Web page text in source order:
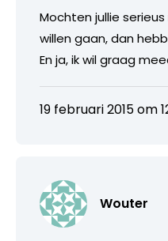
Mochten jullie
willen gaan, dan
En ja, ik wil graag
19 februari 2015 om
Wouter